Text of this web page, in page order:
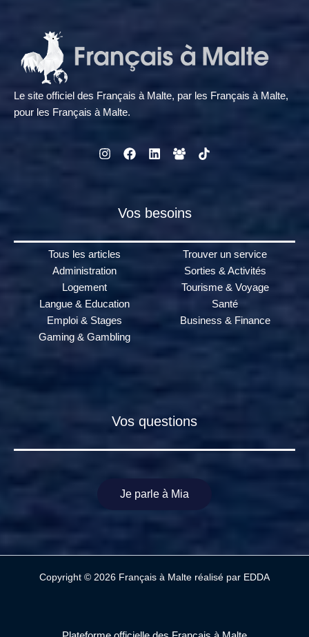
Le site officiel des Français à Malte, par les Français à Malte,
pour les Français à Malte.
Vos besoins
Tous les articles
Administration
Logement
Langue & Education
Emploi & Stages
Gaming & Gambling
Trouver un service
Sorties & Activités
Tourisme & Voyage
Santé
Business & Finance
Vos questions
Je parle à Mia
Copyright © 2026 Français à Malte réalisé par EDDA